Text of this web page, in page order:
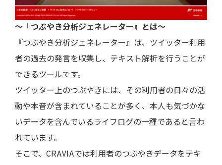
～『つぶやき分析ジェネレーター』とは～
『つぶやき分析ジェネレーター』は、ツイッター利用
者の過去の発言を収集し、テキスト解析を行うことが
できるツールです。
ツイッター上のつぶやきには、その利用者の日々の活
動や本音が含まれていることが多く、本人も気づかな
いデータを含んでいるライフログの一種であると言わ
れています。
そこで、CRAVIAでは利用者のつぶやきデータをテキ